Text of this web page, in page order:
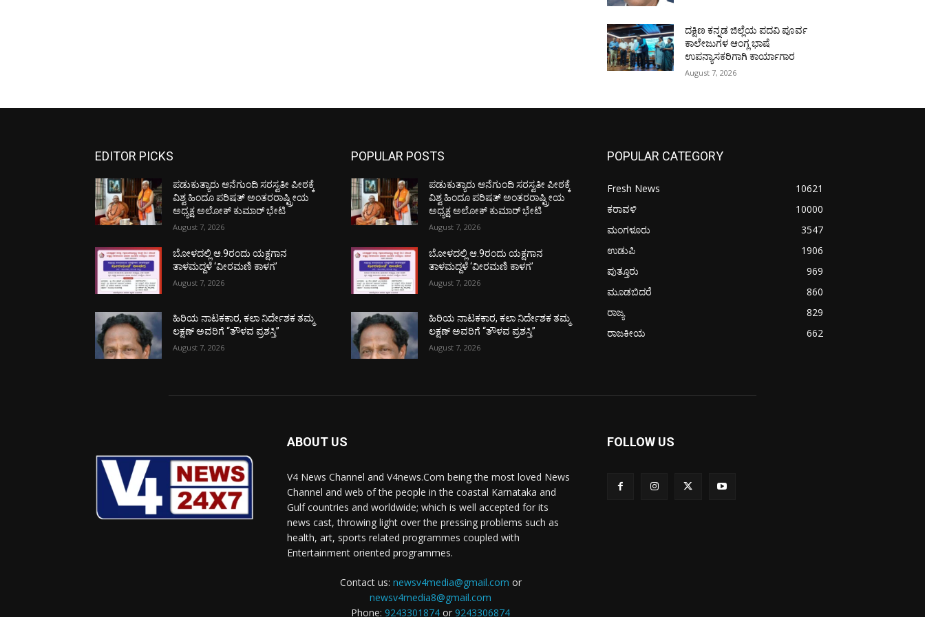
ದಕ್ಷಿಣ ಕನ್ನಡ ಜಿಲ್ಲೆಯ ಪದವಿ ಪೂರ್ವ
ಕಾಲೇಜುಗಳ ಆಂಗ್ಲ ಭಾಷೆ
ಉಪನ್ಯಾಸಕರಿಗಾಗಿ ಕಾರ್ಯಾಗಾರ
August 7, 2026
EDITOR PICKS
ಪಡುಕುತ್ಯಾರು ಆನೆಗುಂದಿ ಸರಸ್ವತೀ ಪೀಠಕ್ಕೆ
ವಿಶ್ವ ಹಿಂದೂ ಪರಿಷತ್ ಅಂತರರಾಷ್ಟ್ರೀಯ
ಅಧ್ಯಕ್ಷ ಅಲೋಕ್ ಕುಮಾರ್ ಭೇಟಿ
August 7, 2026
ಬೋಳದಲ್ಲಿ ಆ.9ರಂದು ಯಕ್ಷಗಾನ
ತಾಳಮದ್ದಳೆ ‘ವೀರಮಣಿ ಕಾಳಗ’
August 7, 2026
ಹಿರಿಯ ನಾಟಕಕಾರ, ಕಲಾ ನಿರ್ದೇಶಕ ತಮ್ಮ
ಲಕ್ಷಣ್ ಅವರಿಗೆ “ತೌಳವ ಪ್ರಶಸ್ತಿ”
August 7, 2026
POPULAR POSTS
ಪಡುಕುತ್ಯಾರು ಆನೆಗುಂದಿ ಸರಸ್ವತೀ ಪೀಠಕ್ಕೆ
ವಿಶ್ವ ಹಿಂದೂ ಪರಿಷತ್ ಅಂತರರಾಷ್ಟ್ರೀಯ
ಅಧ್ಯಕ್ಷ ಅಲೋಕ್ ಕುಮಾರ್ ಭೇಟಿ
August 7, 2026
ಬೋಳದಲ್ಲಿ ಆ.9ರಂದು ಯಕ್ಷಗಾನ
ತಾಳಮದ್ದಳೆ ‘ವೀರಮಣಿ ಕಾಳಗ’
August 7, 2026
ಹಿರಿಯ ನಾಟಕಕಾರ, ಕಲಾ ನಿರ್ದೇಶಕ ತಮ್ಮ
ಲಕ್ಷಣ್ ಅವರಿಗೆ “ತೌಳವ ಪ್ರಶಸ್ತಿ”
August 7, 2026
POPULAR CATEGORY
Fresh News
10621
ಕರಾವಳಿ
10000
ಮಂಗಳೂರು
3547
ಉಡುಪಿ
1906
ಪುತ್ತೂರು
969
ಮೂಡಬಿದರೆ
860
ರಾಜ್ಯ
829
ರಾಜಕೀಯ
662
ABOUT US
V4 News Channel and V4news.Com being the most loved News
Channel and web of the people in the coastal Karnataka and
Gulf countries and worldwide; which is well accepted for its
news cast, throwing light over the pressing problems such as
health, art, sports related programmes coupled with
Entertainment oriented programmes.
Contact us: newsv4media@gmail.com or
newsv4media8@gmail.com
Phone: 9243301874 or 9243306874
FOLLOW US